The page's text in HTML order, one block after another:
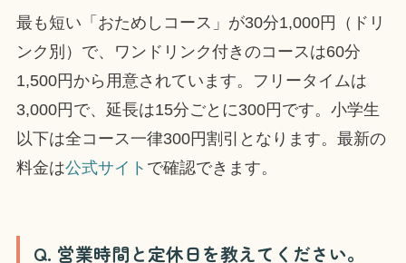
最も短い「おためしコース」が30分1,000円（ドリ
ンク別）で、ワンドリンク付きのコースは60分
1,500円から用意されています。フリータイムは
3,000円で、延長は15分ごとに300円です。小学生
以下は全コース一律300円割引となります。最新の
料金は公式サイト で確認できます。
Q. 営業時間と定休日を教えてください。